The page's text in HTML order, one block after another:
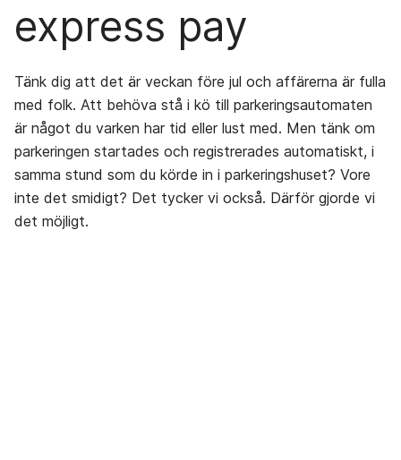
express pay
Tänk dig att det är veckan före jul och affärerna är fulla
med folk. Att behöva stå i kö till parkeringsautomaten
är något du varken har tid eller lust med. Men tänk om
parkeringen startades och registrerades automatiskt, i
samma stund som du körde in i parkeringshuset? Vore
inte det smidigt? Det tycker vi också. Därför gjorde vi
det möjligt.